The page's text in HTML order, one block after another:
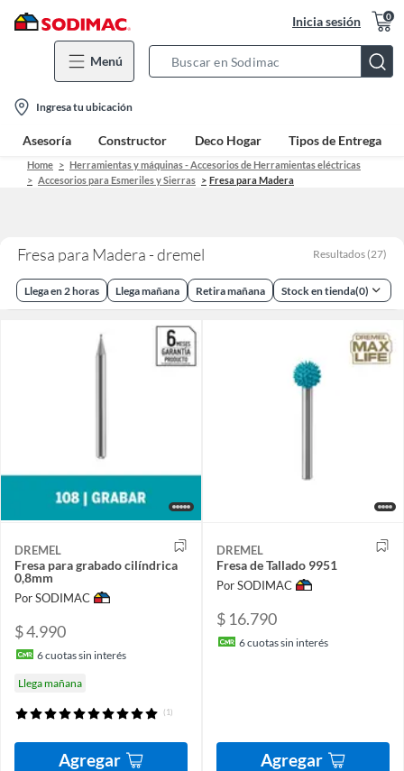
Inicia sesión 0
Menú
Bar
location-
icon
Ingresa tu ubicación
Asesoría Constructor Deco Hogar Tipos de Entrega
Home
Herramientas y máquinas - Accesorios de Herramientas eléctricas
Accesorios para Esmeriles y Sierras
Fresa para Madera
Fresa para Madera - dremel Resultados (27)
Llega en 2 horas Llega mañana Retira mañana Stock en tienda(0)
DREMEL
Fresa para grabado cilíndrica
0,8mm
Por SODIMAC
$ 4.990
6cuotas sin interés
Llega mañana
(1)
Agregar
DREMEL
Fresa de Tallado 9951
Por SODIMAC
$ 16.790
6cuotas sin interés
Agregar